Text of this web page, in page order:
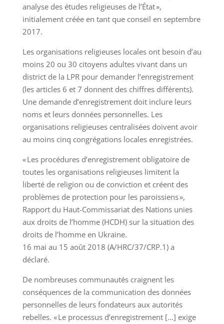
analyse des études religieuses de l’État »,
initialement créée en tant que conseil en septembre
2017.
Les organisations religieuses locales ont besoin d’au
moins 20 ou 30 citoyens adultes vivant dans un
district de la LPR pour demander l’enregistrement
(les articles 6 et 7 donnent des chiffres différents).
Une demande d’enregistrement doit inclure leurs
noms et leurs données personnelles. Les
organisations religieuses centralisées doivent avoir
au moins cinq congrégations locales enregistrées.
« Les procédures d’enregistrement obligatoire de
toutes les organisations religieuses limitent la
liberté de religion ou de conviction et créent des
problèmes de protection pour les paroissiens »,
Rapport du Haut-Commissariat des Nations unies
aux droits de l’homme (HCDH) sur la situation des
droits de l’homme en Ukraine.
16 mai au 15 août 2018 (A/HRC/37/CRP.1) a
déclaré.
De nombreuses communautés craignent les
conséquences de la communication des données
personnelles de leurs fondateurs aux autorités
rebelles. « Le processus d’enregistrement […] exige